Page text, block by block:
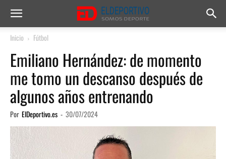
Inicio Fútbol
Emiliano Hernández: de momento
me tomo un descanso después de
algunos años entrenando
Por ElDeportivo.es - 30/07/2024